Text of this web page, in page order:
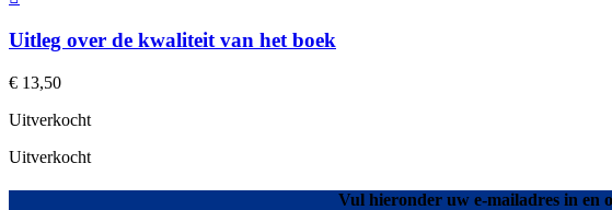
Uitleg over de kwaliteit van het boek
€ 13,50
Uitverkocht
Uitverkocht
Vul hieronder uw e-mailadres in en